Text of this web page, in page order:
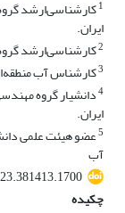
1کارشناسی‌ارشد
ایران.
2کارشناسی‌ارشد گروه
3کارشناس آب
4دانشیار گروه
ایران.
5عضو هیئت علمی
آب
چکیده